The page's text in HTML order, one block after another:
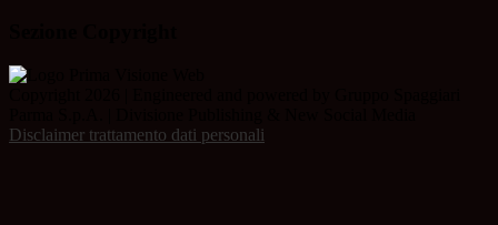
Disclaimer trattamento dati personali